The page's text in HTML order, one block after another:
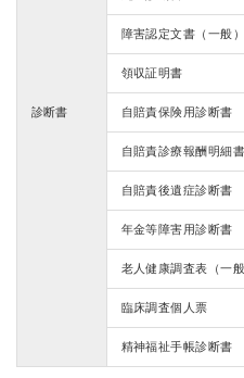
診断書
障害認定文書（一般）
領収証明書
自賠責保険用診断書
自賠責診療報酬明細書
自賠責後遺症診断書
年金等障害用診断書
老人健康調査表（一般
臨床調査個人票
精神福祉手帳診断書